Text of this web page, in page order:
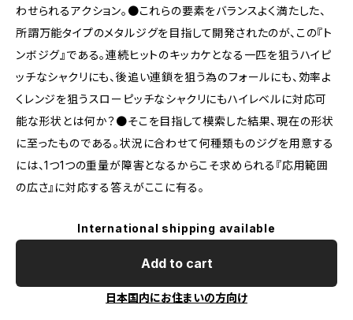
わせられるアクション。●これらの要素をバランスよく満たした、
所謂万能タイプのメタルジグを目指して開発されたのが、この『ト
ンボジグ』である。連続ヒットのキッカケとなる一匹を狙うハイピ
ッチなシャクリにも、後追い連鎖を狙う為のフォールにも、効率よ
くレンジを狙うスローピッチなシャクリにもハイレベルに対応可
能な形状とは何か？●そこを目指して模索した結果、現在の形状
に至ったものである。状況に合わせて何種類ものジグを用意する
には、1つ1つの重量が障害となるからこそ求められる『応用範囲
の広さ』に対応する答えがここに有る。
International shipping available
Add to cart
日本国内にお住まいの方向け